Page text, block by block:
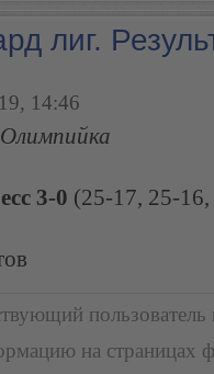
лиг.
14:46
3-0 (25-17, 25-
пользователь
на страницах